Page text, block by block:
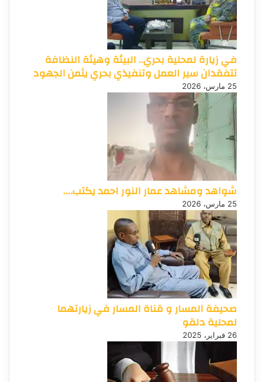
في زيارة لمحلية بحري.. البيئة وهيئة النظافة
تتفقدان سير العمل وتنفيذي بحري يثمن الجهود
25 مارس، 2026
شواهد ومشاهد عمار النور احمد يكتب….
25 مارس، 2026
صحيفة المسار و قناة المسار في زيارتهما
لمحلية دلقو
26 فبراير، 2025